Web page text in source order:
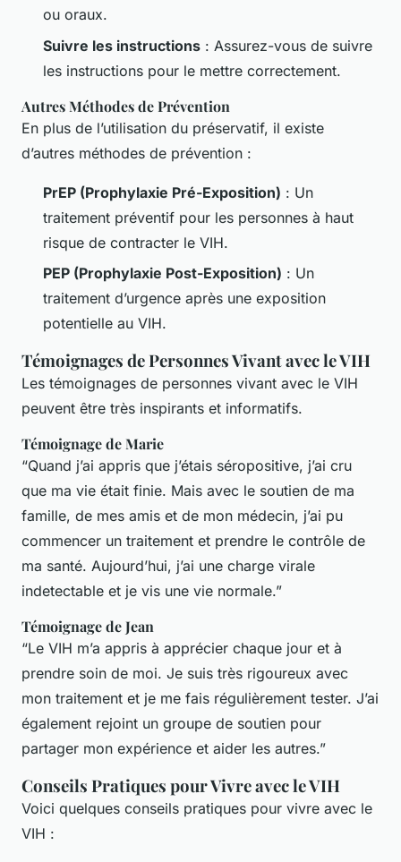
ou oraux.
Suivre les instructions : Assurez-vous de suivre
les instructions pour le mettre correctement.
Autres Méthodes de Prévention
En plus de l’utilisation du préservatif, il existe
d’autres méthodes de prévention :
PrEP (Prophylaxie Pré-Exposition) : Un
traitement préventif pour les personnes à haut
risque de contracter le VIH.
PEP (Prophylaxie Post-Exposition) : Un
traitement d’urgence après une exposition
potentielle au VIH.
Témoignages de Personnes Vivant avec le VIH
Les témoignages de personnes vivant avec le VIH
peuvent être très inspirants et informatifs.
Témoignage de Marie
“Quand j’ai appris que j’étais séropositive, j’ai cru
que ma vie était finie. Mais avec le soutien de ma
famille, de mes amis et de mon médecin, j’ai pu
commencer un traitement et prendre le contrôle de
ma santé. Aujourd’hui, j’ai une charge virale
indetectable et je vis une vie normale.”
Témoignage de Jean
“Le VIH m’a appris à apprécier chaque jour et à
prendre soin de moi. Je suis très rigoureux avec
mon traitement et je me fais régulièrement tester. J’ai
également rejoint un groupe de soutien pour
partager mon expérience et aider les autres.”
Conseils Pratiques pour Vivre avec le VIH
Voici quelques conseils pratiques pour vivre avec le
VIH :